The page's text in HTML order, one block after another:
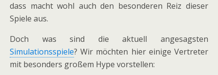
dass macht wohl auch den besonderen Reiz dieser
Spiele aus.
Doch was sind die aktuell angesagsten
Simulationsspiele? Wir möchten hier einige Vertreter
mit besonders großem Hype vorstellen: